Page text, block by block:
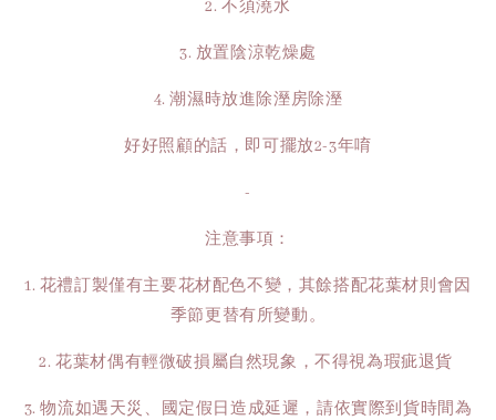
2. 不須澆水
3. 放置陰涼乾燥處
4. 潮濕時放進除溼房除溼
好好照顧的話，即可擺放2-3年唷
-
注意事項：
1. 花禮訂製僅有主要花材配色不變，其餘搭配花葉材則會因
季節更替有所變動。
2. 花葉材偶有輕微破損屬自然現象，不得視為瑕疵退貨
3. 物流如遇天災、國定假日造成延遲，請依實際到貨時間為